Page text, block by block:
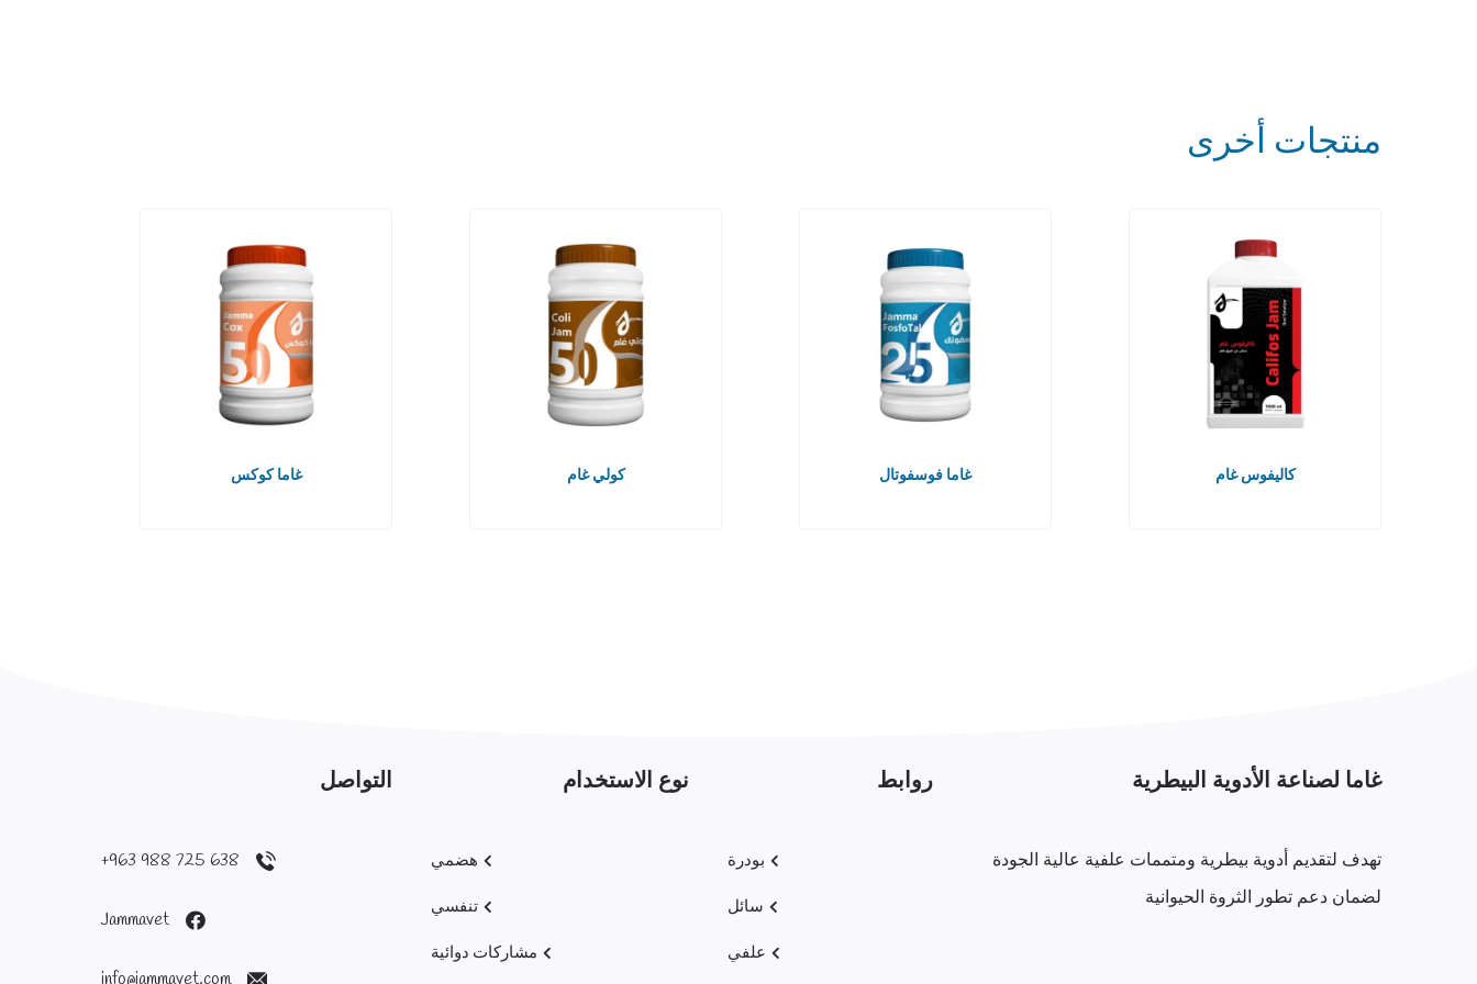
منتجات أخرى
كاليفوس غام غاما فوسفوتال كولي غام غاما كوكس
غاما لصناعة الأدوية البيطرية
تهدف لتقديم أدوية بيطرية ومتممات علفية عالية الجودة
لضمان دعم تطور الثروة الحيوانية
روابط
بودرة
سائل
علفي
نوع الاستخدام
هضمي
تنفسي
مشاركات دوائية
التواصل
638 725 988 963+
Jammavet
info@jammavet.com